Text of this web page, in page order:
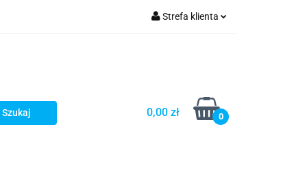
Strefa klienta
Zgody cookies
0,00 zł 0